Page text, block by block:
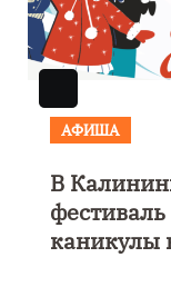
АФИША
В
каникулы